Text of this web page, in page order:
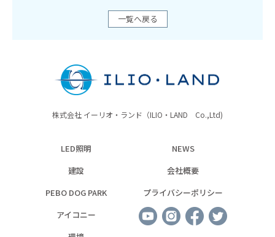
一覧へ戻る
株式会社 イーリオ・ランド（ILIO・LAND Co.,Ltd)
LED照明
建設
PEBO DOG PARK
アイコニー
NEWS
会社概要
プライバシーポリシー